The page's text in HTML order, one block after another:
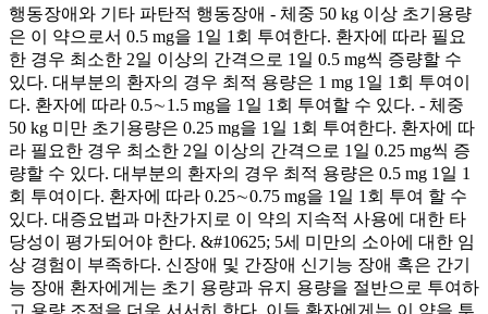
행동장애와 기타 파탄적 행동장애 - 체중 50 kg 이상 초기용량
은 이 약으로서 0.5 mg을 1일 1회 투여한다. 환자에 따라 필요
한 경우 최소한 2일 이상의 간격으로 1일 0.5 mg씩 증량할 수
있다. 대부분의 환자의 경우 최적 용량은 1 mg 1일 1회 투여이
다. 환자에 따라 0.5∼1.5 mg을 1일 1회 투여할 수 있다. - 체중
50 kg 미만 초기용량은 0.25 mg을 1일 1회 투여한다. 환자에 따
라 필요한 경우 최소한 2일 이상의 간격으로 1일 0.25 mg씩 증
량할 수 있다. 대부분의 환자의 경우 최적 용량은 0.5 mg 1일 1
회 투여이다. 환자에 따라 0.25∼0.75 mg을 1일 1회 투여 할 수
있다. 대증요법과 마찬가지로 이 약의 지속적 사용에 대한 타
당성이 평가되어야 한다. &#10625; 5세 미만의 소아에 대한 임
상 경험이 부족하다. 신장애 및 간장애 신기능 장애 혹은 간기
능 장애 환자에게는 초기 용량과 유지 용량을 절반으로 투여하